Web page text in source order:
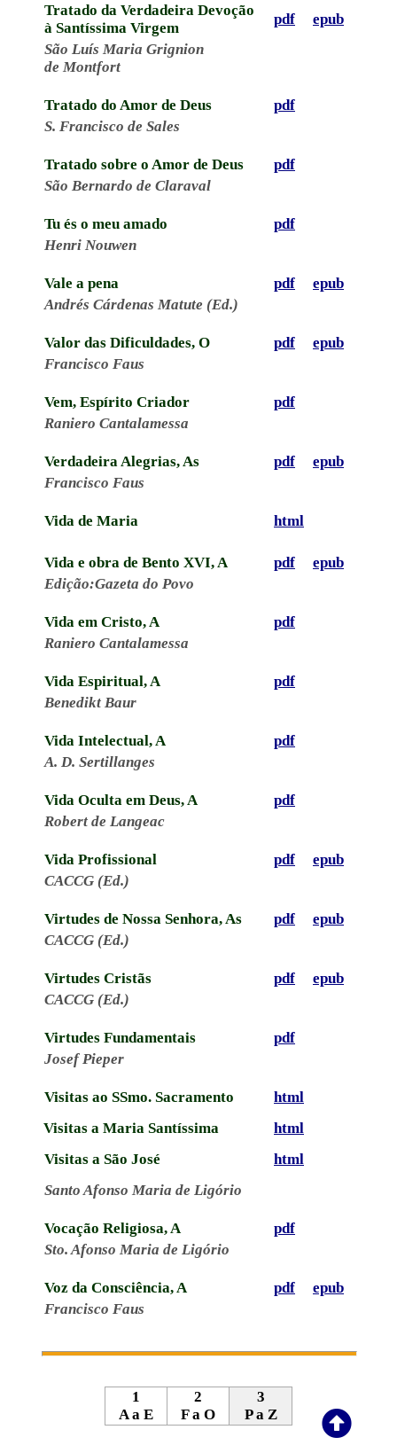
Tratado da Verdadeira Devoção
à Santíssima Virgem
pdf
epub
São Luís Maria Grignion
de Montfort
Tratado do Amor de Deus
pdf
S. Francisco de Sales
Tratado sobre o Amor de Deus
pdf
São Bernardo de Claraval
Tu és o meu amado
pdf
Henri Nouwen
Vale a pena pdf
epub
Andrés Cárdenas Matute (Ed.)
Valor das Dificuldades, O pdf
epub
Francisco Faus
Vem, Espírito Criador
pdf
Raniero Cantalamessa
Verdadeira Alegrias, As pdf
epub
Francisco Faus
Vida de Maria html
Vida e obra de Bento XVI, A pdf
epub
Edição:Gazeta do Povo
Vida em Cristo, A
pdf
Raniero Cantalamessa
Vida Espiritual, A
pdf
Benedikt Baur
Vida Intelectual, A
pdf
A. D. Sertillanges
Vida Oculta em Deus, A
pdf
Robert de Langeac
Vida Profissional pdf
epub
CACCG (Ed.)
Virtudes de Nossa Senhora, As pdf
epub
CACCG (Ed.)
Virtudes Cristãs pdf
epub
CACCG (Ed.)
Virtudes Fundamentais
pdf
Josef Pieper
Visitas ao SSmo. Sacramento
html
Visitas a Maria Santíssima
html
Visitas a São José
html
Santo Afonso Maria de Ligório
Vocação Religiosa, A
pdf
Sto. Afonso Maria de Ligório
Voz da Consciência, A pdf
epub
Francisco Faus
1
A a E
2
F a O
3
P a Z